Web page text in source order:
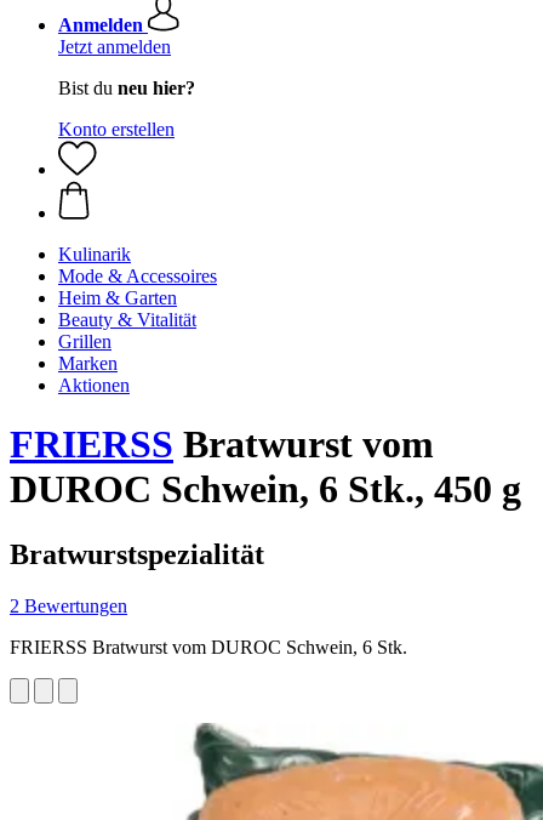
Anmelden
Jetzt anmelden
Bist du neu hier?
Konto erstellen
Kulinarik
Mode & Accessoires
Heim & Garten
Beauty & Vitalität
Grillen
Marken
Aktionen
FRIERSS Bratwurst vom
DUROC Schwein, 6 Stk., 450 g
Bratwurstspezialität
2 Bewertungen
FRIERSS Bratwurst vom DUROC Schwein, 6 Stk.